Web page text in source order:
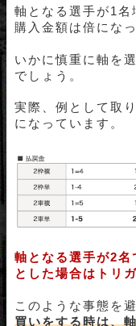
軸となる選手が1名
購入金額は倍にな
いかに慎重に軸を
でしょう。
実際、例として取
になっています。
軸となる選手が2名
とした場合はトリガ
このような事態を
買いをする時は、